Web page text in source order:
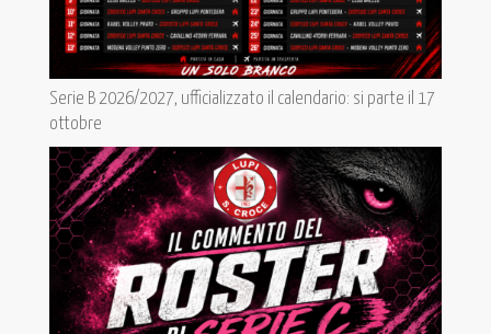
Serie B 2026/2027, ufficializzato il calendario: si parte il 17
ottobre